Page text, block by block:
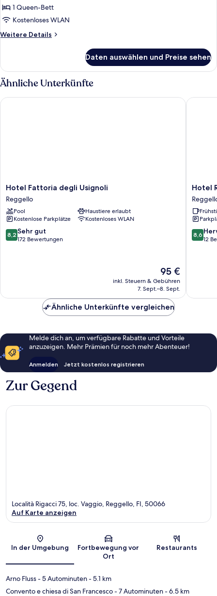
1 Queen-Bett
Kostenloses WLAN
Weitere Details
Weitere
Doppelzimmer
Daten auswählen und Preise sehen
Ähnliche Unterkünfte
Hotel
Fattoria
degli
Usignoli
Reggello
Hotel Fattoria degli Usignoli
Reggello
Pool
Haustiere erlaubt
Kostenlose Parkplätze
Kostenloses WLAN
8.2
von
8,2 Sehr gut
172 Bewertungen
Der
Preis
beträgt
95 €
inkl. Steuern & Gebühren
7. Sept.–8. Sept.
Hotel Fattoria degli Usignoli
Hotel
Rifugio
la
Foresta
Hotel
8.6
von
8,6
12
Hotel
Ähnliche Unterkünfte vergleichen
Melde dich an, um verfügbare Rabatte und Vorteile
anzuzeigen. Mehr Prämien für noch mehr Abenteuer!
Anmelden Jetzt kostenlos registrieren
Zur Gegend
Karte
Località Rigacci 75, loc. Vaggio, Reggello, FI, 50066
Auf Karte anzeigen
In der Umgebung
Fortbewegung vor
Ort
Restaurants
Arno Fluss- 5 Autominuten- 5.1 km
Convento e chiesa di San Francesco- 7 Autominuten- 6.5 km